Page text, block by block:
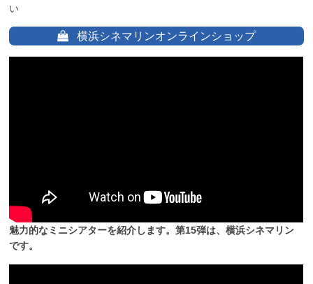
い
横浜シネマリンオンラインショップ
魅力的なミニシアターを紹介します。第15弾は、横浜シネマリン
です。